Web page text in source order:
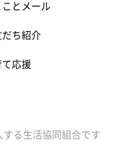
ことメール
だち紹介
て応援
る生活協同組合です